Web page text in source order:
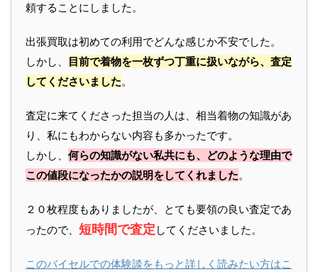
頼することにしました。
出張買取は初めての利用でどんな感じか不安でした。
しかし、
目前で着物を一枚ずつ丁重に扱いながら、査定
してくださいました。
査定に来てくださった担当の人は、相当着物の知識があ
り、私にもわからない内容も多かったです。
しかし、 何らの知識がない私共にも、どのような理由で
この値段になったかの説明をしてくれました。
２０枚程度もありましたが、とても要領の良い査定であ
ったので、 短時間で査定 してくださいました。
このバイセルでの体験談をもっと詳しく読みたい方はこ